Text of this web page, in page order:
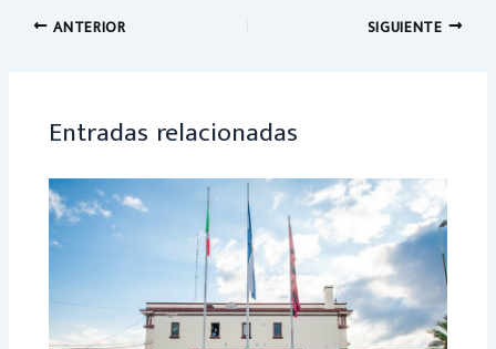
o
ANTERIOR SIGUIENTE
Entradas relacionadas